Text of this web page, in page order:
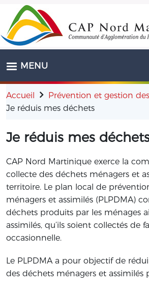
Aller au contenu principal
MENU
Accueil
Prévention et gestion
Je réduis mes déchets
Je réduis mes
CAP Nord Martinique exerce la
collecte des déchets ménagers et
territoire. Le plan local de
ménagers et assimilés (PLPDMA)
déchets produits par les ménages
assimilés, qu’ils soient collectés de
occasionnelle.
Le PLPDMA a pour objectif de
des déchets ménagers et assimilés